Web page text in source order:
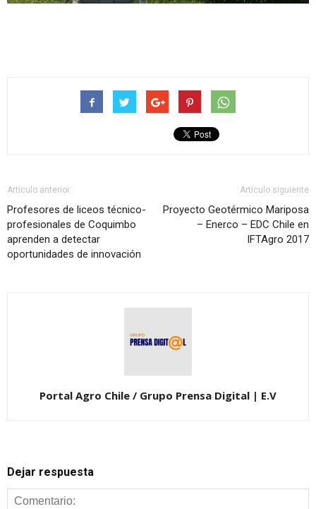
Artículo anterior
Profesores de liceos técnico-
profesionales de Coquimbo
aprenden a detectar
oportunidades de innovación
Artículo siguiente
Proyecto Geotérmico Mariposa
– Enerco – EDC Chile en
IFTAgro 2017
Portal Agro Chile / Grupo Prensa Digital | E.V
Dejar respuesta